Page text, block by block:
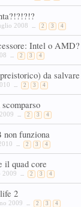
2008 ... 2 3 4
Intel o AMD?
... 2 3 4
da salvare
... 2 3 4
... 2 3 4
non funziona
... 2 3 4
il quad core
2009 ... 2 3 4
2
2009 ... 2 3 4